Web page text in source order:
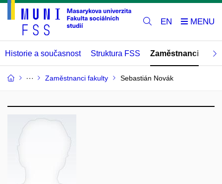
EN
Historie a současnost Struktura FSS Zaměstnanci
Zaměstnanci fakulty Sebastián Novák